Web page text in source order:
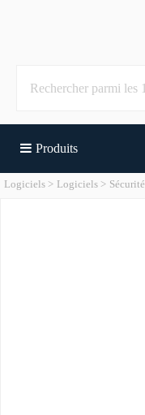
Produits
Logiciels Logiciels Sécurité